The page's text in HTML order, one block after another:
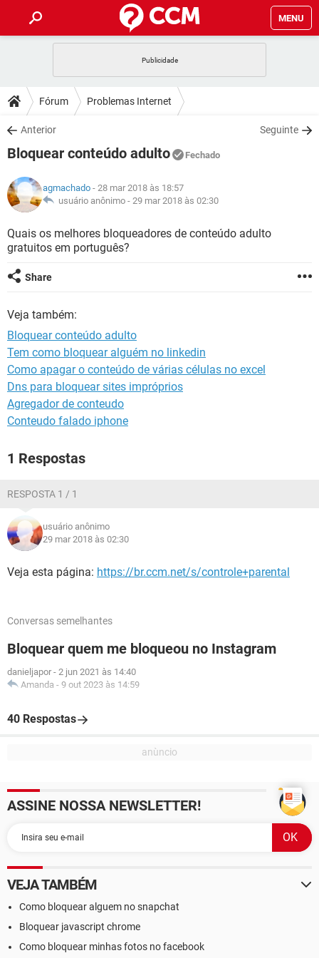
MENU
CELULAR FACEBOOK
OUTLOOK
INSTAGRAM GMAIL
GUIA DE COMPRAS
DICAS
JOGOS WHATSAPP
INSTAGRAM GMAIL
GUIA DE COMPRAS
DOWNLOADS
JOGOS WHATSAPP
CELULAR
OUTLOOK EXCEL
INSTAGRAM GMAIL
GUIA DE COMPRAS
FÓRUM
JOGOS WHATSAPP
CELULAR
OUTLOOK EXCEL
GLOSSÁRIO
JOGOS WHATSAPP
CELULAR
OUTLOOK
GUIA DE COMPRAS
Fórum Problemas Internet
Anterior Seguinte
Bloquear conteúdo adulto Fechado
agmachado - 28 mar 2018 às 18:57
usuário anônimo - 29 mar 2018 às 02:30
Quais os melhores bloqueadores de conteúdo adulto
gratuitos em português?
Share
Veja também:
Bloquear conteúdo adulto
Tem como bloquear alguém no linkedin
Como apagar o conteúdo de várias células no excel
Dns para bloquear sites impróprios
Agregador de conteudo
Conteudo falado iphone
1 Respostas
RESPOSTA 1 / 1
usuário anônimo
29 mar 2018 às 02:30
Veja esta página: https://br.ccm.net/s/controle+parental
Conversas semelhantes
Bloquear quem me bloqueou no Instagram
danieljapor - 2 jun 2021 às 14:40
Amanda - 9 out 2023 às 14:59
40 Respostas
ASSINE NOSSA NEWSLETTER!
VEJA TAMBÉM
Como bloquear alguem no snapchat
Bloquear javascript chrome
Como bloquear minhas fotos no facebook